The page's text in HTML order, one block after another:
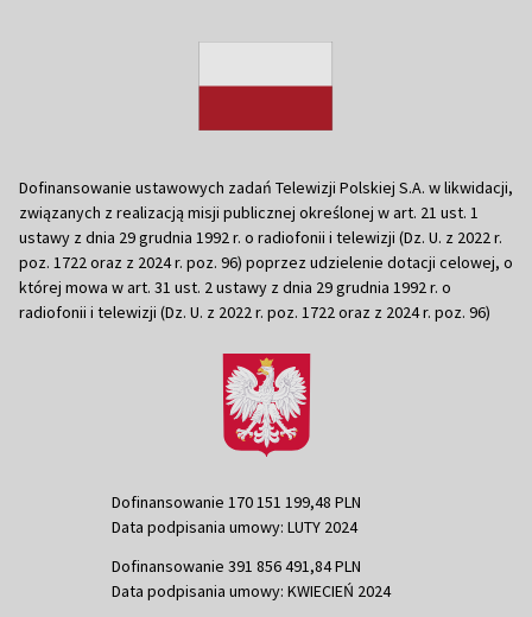
Dofinansowanie ustawowych zadań Telewizji Polskiej S.A. w likwidacji,
związanych z realizacją misji publicznej określonej w art. 21 ust. 1
ustawy z dnia 29 grudnia 1992 r. o radiofonii i telewizji (Dz. U. z 2022 r.
poz. 1722 oraz z 2024 r. poz. 96) poprzez udzielenie dotacji celowej, o
której mowa w art. 31 ust. 2 ustawy z dnia 29 grudnia 1992 r. o
radiofonii i telewizji (Dz. U. z 2022 r. poz. 1722 oraz z 2024 r. poz. 96)
Dofinansowanie 170 151 199,48 PLN
Data podpisania umowy: LUTY 2024
Dofinansowanie 391 856 491,84 PLN
Data podpisania umowy: KWIECIEŃ 2024